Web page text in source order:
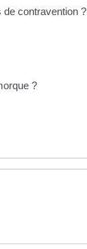
contravention ?
?